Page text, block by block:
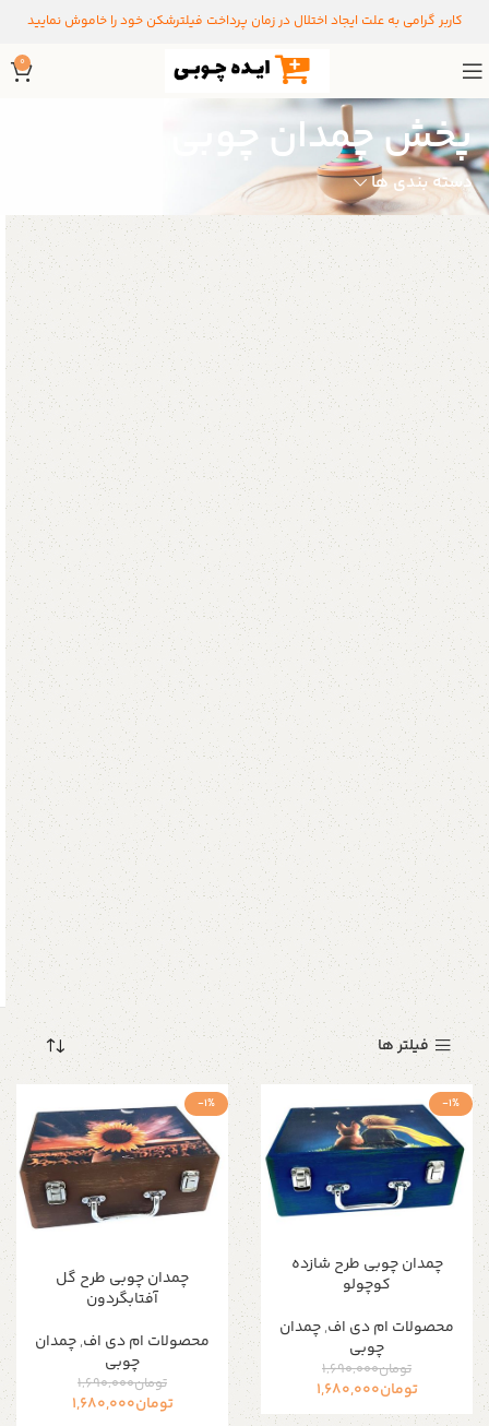
کاربر گرامی به علت ایجاد اختلال در زمان پرداخت فیلترشکن خود را خاموش نمایید
0
پخش چمدان چوبی
دسته بندی ها
فیلتر ها
-1%
چمدان چوبی طرح شازده
کوچولو
محصولات ام دی اف,چمدان
چوبی
تومان1,690,000
تومان1,680,000
-1%
چمدان چوبی طرح گل
آفتابگردون
محصولات ام دی اف,چمدان
چوبی
تومان1,690,000
تومان1,680,000